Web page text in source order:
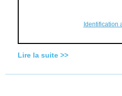
Identification
Lire la suite >>